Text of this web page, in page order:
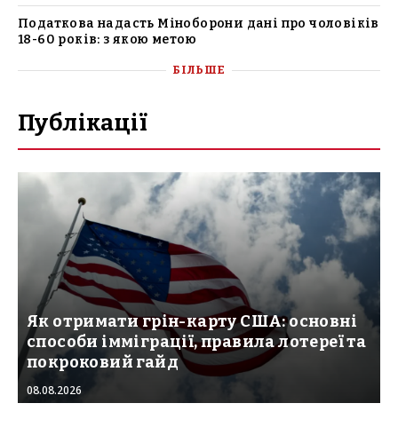
Податкова надасть Міноборони дані про чоловіків
18-60 років: з якою метою
БІЛЬШЕ
Публікації
Як отримати грін-карту США: основні
способи імміграції, правила лотереї та
покроковий гайд
08.08.2026